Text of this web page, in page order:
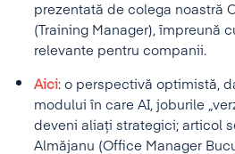
prezentată de colega noastră
(Training Manager), împreună
relevante pentru companii.
Aici: o perspectivă optimistă,
modului în care AI, joburile
deveni aliați strategici; articol
Almăjanu (Office Manager